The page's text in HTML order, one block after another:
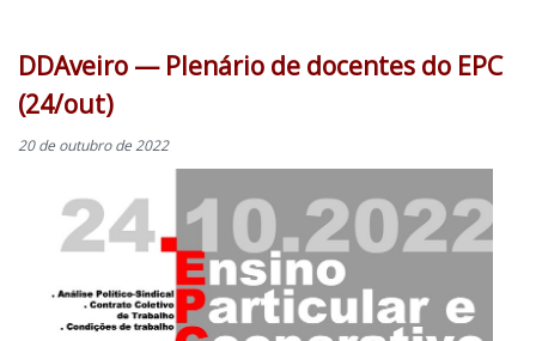
DDAveiro — Plenário de docentes do EPC
(24/out)
20 de outubro de 2022